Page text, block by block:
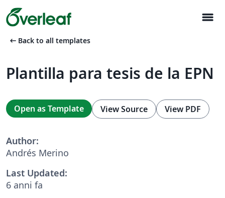
menu
arrow_left_alt Back to all templates
Plantilla para tesis de la EPN
Open as Template View Source View PDF
Author:
Andrés Merino
Last Updated:
6 anni fa